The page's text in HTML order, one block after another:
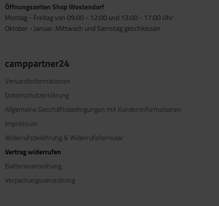
Öffnungszeiten Shop Westendorf
Montag - Freitag von 09:00 - 12:00 und 13:00 - 17:00 Uhr
Oktober - Januar: Mittwoch und Samstag geschlossen
camppartner24
Versandinformationen
Datenschutzerklärung
Allgemeine Geschäftsbedingungen mit Kundeninformationen
Impressum
Widerrufsbelehrung & Widerrufsformular
Vertrag widerrufen
Batterieverordnung
Verpackungsverordnung